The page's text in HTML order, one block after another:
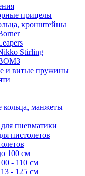
прицелы
кронштейны
Stirling
и витые пружины
кольца, манжеты
пневматики
пистолетов
100 см
- 110 см
- 125 см